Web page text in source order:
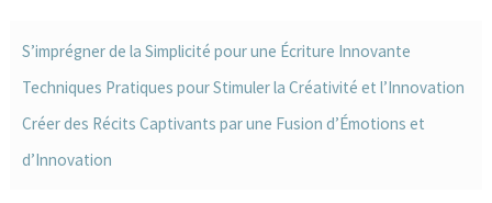
S’imprégner de la Simplicité pour une Écriture Innovante
Techniques Pratiques pour Stimuler la Créativité et l’Innovation
Créer des Récits Captivants par une Fusion d’Émotions et
d’Innovation